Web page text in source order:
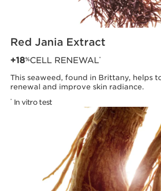
Red Jania Extract
+18%CELL RENEWAL*
This seaweed, found in Brittany, helps
renewal and improve skin radiance.
* In vitro test